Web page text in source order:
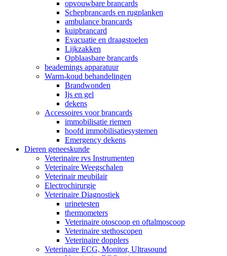
opvouwbare brancards
Schepbrancards en rugplanken
ambulance brancards
kuipbrancard
Evacuatie en draagstoelen
Lijkzakken
Opblaasbare brancards
beademings apparatuur
Warm-koud behandelingen
Brandwonden
Ijs en gel
dekens
Accessoires voor brancards
immobilisatie riemen
hoofd immobilisatiesystemen
Emergency dekens
Dieren geneeskunde
Veterinaire rvs Instrumenten
Veterinaire Weegschalen
Veterinair meubilair
Electrochirurgie
Veterinaire Diagnostiek
urinetesten
thermometers
Veterinaire otoscoop en oftalmoscoop
Veterinaire stethoscopen
Veterinaire dopplers
Veterinaire ECG, Monitor, Ultrasound